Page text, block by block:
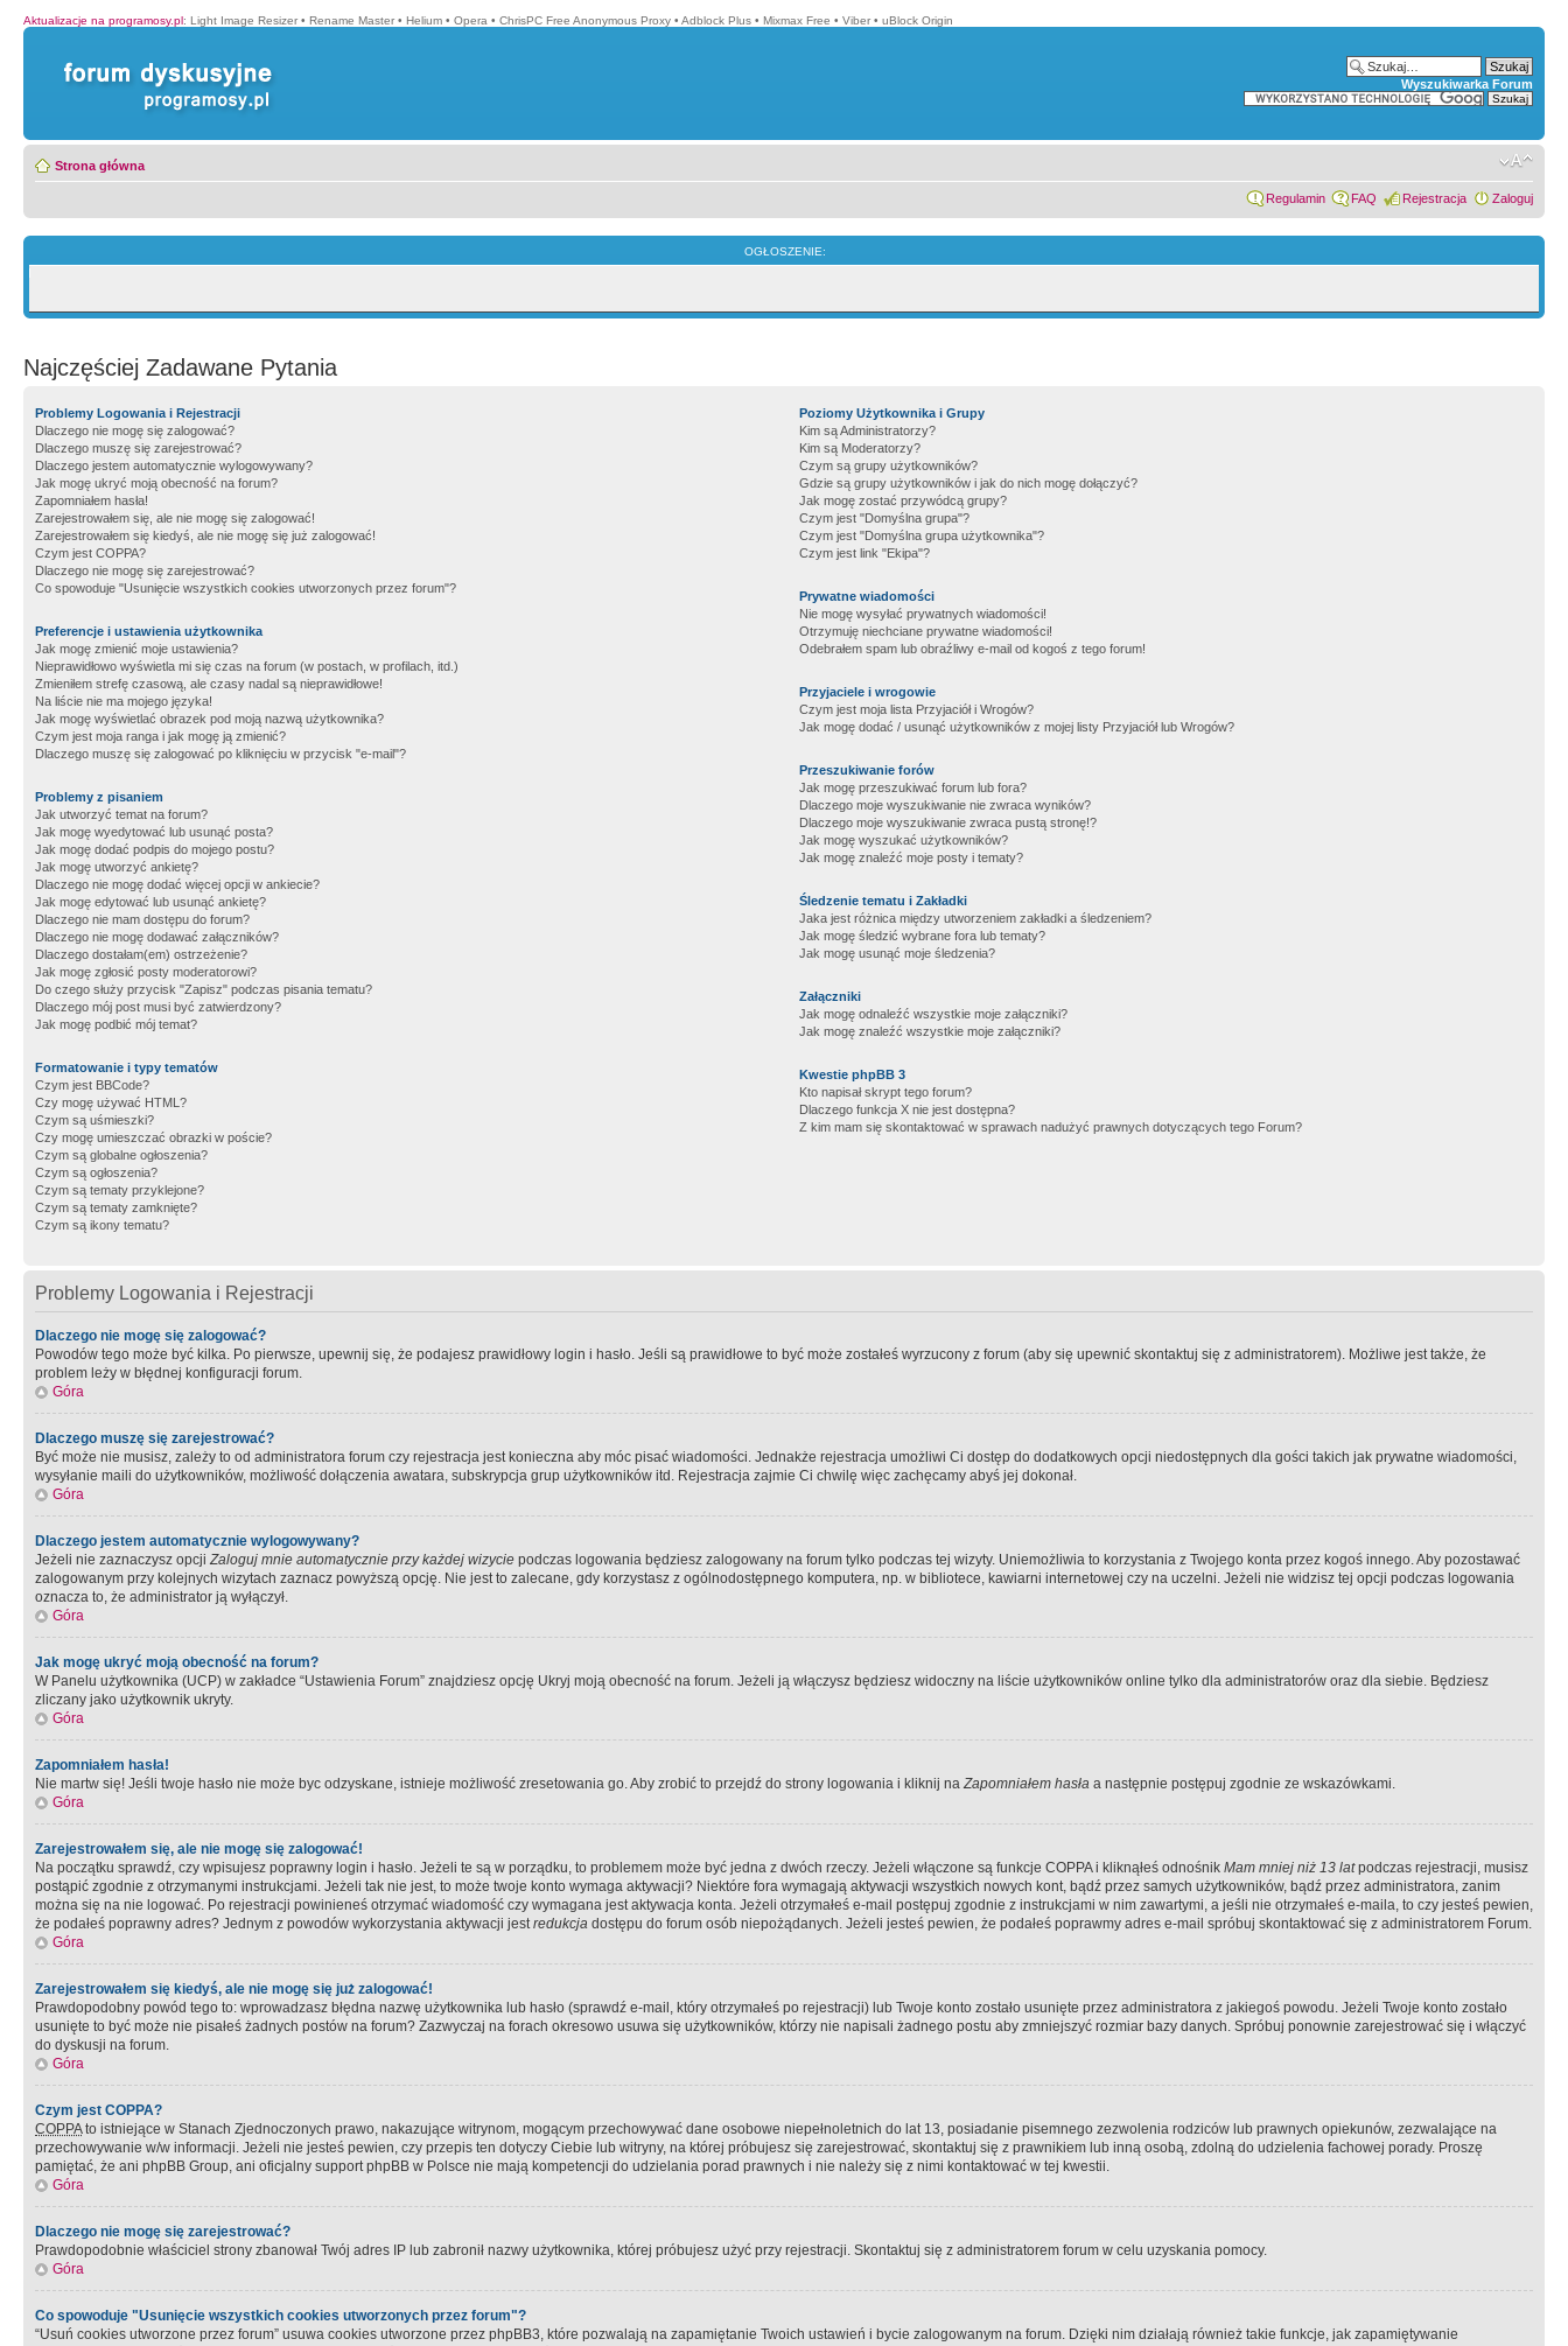
Aktualizacje na programosy.pl: Light Image Resizer • Rename Master • Helium • Opera • ChrisPC Free Anonymous Proxy • Adblock Plus • Mixmax Free • Viber • uBlock Origin
Wyszukiwarka Forum
Strona główna
Regulamin FAQ Rejestracja Zaloguj
OGŁOSZENIE:
Najczęściej Zadawane Pytania
Problemy Logowania i Rejestracji
Dlaczego nie mogę się zalogować?
Dlaczego muszę się zarejestrować?
Dlaczego jestem automatycznie wylogowywany?
Jak mogę ukryć moją obecność na forum?
Zapomniałem hasła!
Zarejestrowałem się, ale nie mogę się zalogować!
Zarejestrowałem się kiedyś, ale nie mogę się już zalogować!
Czym jest COPPA?
Dlaczego nie mogę się zarejestrować?
Co spowoduje "Usunięcie wszystkich cookies utworzonych przez forum"?
Preferencje i ustawienia użytkownika
Jak mogę zmienić moje ustawienia?
Nieprawidłowo wyświetla mi się czas na forum (w postach, w profilach, itd.)
Zmieniłem strefę czasową, ale czasy nadal są nieprawidłowe!
Na liście nie ma mojego języka!
Jak mogę wyświetlać obrazek pod moją nazwą użytkownika?
Czym jest moja ranga i jak mogę ją zmienić?
Dlaczego muszę się zalogować po kliknięciu w przycisk "e-mail"?
Problemy z pisaniem
Jak utworzyć temat na forum?
Jak mogę wyedytować lub usunąć posta?
Jak mogę dodać podpis do mojego postu?
Jak mogę utworzyć ankietę?
Dlaczego nie mogę dodać więcej opcji w ankiecie?
Jak mogę edytować lub usunąć ankietę?
Dlaczego nie mam dostępu do forum?
Dlaczego nie mogę dodawać załączników?
Dlaczego dostałam(em) ostrzeżenie?
Jak mogę zgłosić posty moderatorowi?
Do czego służy przycisk "Zapisz" podczas pisania tematu?
Dlaczego mój post musi być zatwierdzony?
Jak mogę podbić mój temat?
Formatowanie i typy tematów
Czym jest BBCode?
Czy mogę używać HTML?
Czym są uśmieszki?
Czy mogę umieszczać obrazki w poście?
Czym są globalne ogłoszenia?
Czym są ogłoszenia?
Czym są tematy przyklejone?
Czym są tematy zamknięte?
Czym są ikony tematu?
Poziomy Użytkownika i Grupy
Kim są Administratorzy?
Kim są Moderatorzy?
Czym są grupy użytkowników?
Gdzie są grupy użytkowników i jak do nich mogę dołączyć?
Jak mogę zostać przywódcą grupy?
Czym jest "Domyślna grupa"?
Czym jest "Domyślna grupa użytkownika"?
Czym jest link "Ekipa"?
Prywatne wiadomości
Nie mogę wysyłać prywatnych wiadomości!
Otrzymuję niechciane prywatne wiadomości!
Odebrałem spam lub obraźliwy e-mail od kogoś z tego forum!
Przyjaciele i wrogowie
Czym jest moja lista Przyjaciół i Wrogów?
Jak mogę dodać / usunąć użytkowników z mojej listy Przyjaciół lub Wrogów?
Przeszukiwanie forów
Jak mogę przeszukiwać forum lub fora?
Dlaczego moje wyszukiwanie nie zwraca wyników?
Dlaczego moje wyszukiwanie zwraca pustą stronę!?
Jak mogę wyszukać użytkowników?
Jak mogę znaleźć moje posty i tematy?
Śledzenie tematu i Zakładki
Jaka jest różnica między utworzeniem zakładki a śledzeniem?
Jak mogę śledzić wybrane fora lub tematy?
Jak mogę usunąć moje śledzenia?
Załączniki
Jak mogę odnaleźć wszystkie moje załączniki?
Jak mogę znaleźć wszystkie moje załączniki?
Kwestie phpBB 3
Kto napisał skrypt tego forum?
Dlaczego funkcja X nie jest dostępna?
Z kim mam się skontaktować w sprawach nadużyć prawnych dotyczących tego Forum?
Problemy Logowania i Rejestracji
Dlaczego nie mogę się zalogować?
Powodów tego może być kilka. Po pierwsze, upewnij się, że podajesz prawidłowy login i hasło. Jeśli są prawidłowe to być może zostałeś wyrzucony z forum (aby się upewnić skontaktuj się z administratorem). Możliwe jest także, że
problem leży w błędnej konfiguracji forum.
Góra
Dlaczego muszę się zarejestrować?
Być może nie musisz, zależy to od administratora forum czy rejestracja jest konieczna aby móc pisać wiadomości. Jednakże rejestracja umożliwi Ci dostęp do dodatkowych opcji niedostępnych dla gości takich jak prywatne wiadomości,
wysyłanie maili do użytkowników, możliwość dołączenia awatara, subskrypcja grup użytkowników itd. Rejestracja zajmie Ci chwilę więc zachęcamy abyś jej dokonał.
Góra
Dlaczego jestem automatycznie wylogowywany?
Jeżeli nie zaznaczysz opcjiZaloguj mnie automatycznie przy każdej wizycie podczas logowania będziesz zalogowany na forum tylko podczas tej wizyty. Uniemożliwia to korzystania z Twojego konta przez kogoś innego. Aby pozostawać
zalogowanym przy kolejnych wizytach zaznacz powyższą opcję. Nie jest to zalecane, gdy korzystasz z ogólnodostępnego komputera, np. w bibliotece, kawiarni internetowej czy na uczelni. Jeżeli nie widzisz tej opcji podczas logowania
oznacza to, że administrator ją wyłączył.
Góra
Jak mogę ukryć moją obecność na forum?
W Panelu użytkownika (UCP) w zakładce “Ustawienia Forum” znajdziesz opcję Ukryj moją obecność na forum. Jeżeli ją włączysz będziesz widoczny na liście użytkowników online tylko dla administratorów oraz dla siebie. Będziesz
zliczany jako użytkownik ukryty.
Góra
Zapomniałem hasła!
Nie martw się! Jeśli twoje hasło nie może byc odzyskane, istnieje możliwość zresetowania go. Aby zrobić to przejdź do strony logowania i kliknij naZapomniałem hasła a następnie postępuj zgodnie ze wskazówkami.
Góra
Zarejestrowałem się, ale nie mogę się zalogować!
Na początku sprawdź, czy wpisujesz poprawny login i hasło. Jeżeli te są w porządku, to problemem może być jedna z dwóch rzeczy. Jeżeli włączone są funkcje COPPA i kliknąłeś odnośnik Mam mniej niż 13 latpodczas rejestracji, musisz
postąpić zgodnie z otrzymanymi instrukcjami. Jeżeli tak nie jest, to może twoje konto wymaga aktywacji? Niektóre fora wymagają aktywacji wszystkich nowych kont, bądź przez samych użytkowników, bądź przez administratora, zanim
można się na nie logować. Po rejestracji powinieneś otrzymać wiadomość czy wymagana jest aktywacja konta. Jeżeli otrzymałeś e-mail postępuj zgodnie z instrukcjami w nim zawartymi, a jeśli nie otrzymałeś e-maila, to czy jesteś pewien,
że podałeś poprawny adres? Jednym z powodów wykorzystania aktywacji jestredukcja dostępu do forum osób niepożądanych. Jeżeli jesteś pewien, że podałeś poprawmy adres e-mail spróbuj skontaktować się z administratorem Forum.
Góra
Zarejestrowałem się kiedyś, ale nie mogę się już zalogować!
Prawdopodobny powód tego to: wprowadzasz błędna nazwę użytkownika lub hasło (sprawdź e-mail, który otrzymałeś po rejestracji) lub Twoje konto zostało usunięte przez administratora z jakiegoś powodu. Jeżeli Twoje konto zostało
usunięte to być może nie pisałeś żadnych postów na forum? Zazwyczaj na forach okresowo usuwa się użytkowników, którzy nie napisali żadnego postu aby zmniejszyć rozmiar bazy danych. Spróbuj ponownie zarejestrować się i włączyć
do dyskusji na forum.
Góra
Czym jest COPPA?
COPPAto istniejące w Stanach Zjednoczonych prawo, nakazujące witrynom, mogącym przechowywać dane osobowe niepełnoletnich do lat 13, posiadanie pisemnego zezwolenia rodziców lub prawnych opiekunów, zezwalające na
przechowywanie w/w informacji. Jeżeli nie jesteś pewien, czy przepis ten dotyczy Ciebie lub witryny, na której próbujesz się zarejestrować, skontaktuj się z prawnikiem lub inną osobą, zdolną do udzielenia fachowej porady. Proszę
pamiętać, że ani phpBB Group, ani oficjalny support phpBB w Polsce nie mają kompetencji do udzielania porad prawnych i nie należy się z nimi kontaktować w tej kwestii.
Góra
Dlaczego nie mogę się zarejestrować?
Prawdopodobnie właściciel strony zbanował Twój adres IP lub zabronił nazwy użytkownika, której próbujesz użyć przy rejestracji. Skontaktuj się z administratorem forum w celu uzyskania pomocy.
Góra
Co spowoduje "Usunięcie wszystkich cookies utworzonych przez forum"?
“Usuń cookies utworzone przez forum” usuwa cookies utworzone przez phpBB3, które pozwalają na zapamiętanie Twoich ustawień i bycie zalogowanym na forum. Dzięki nim działają również takie funkcje, jak zapamiętywanie